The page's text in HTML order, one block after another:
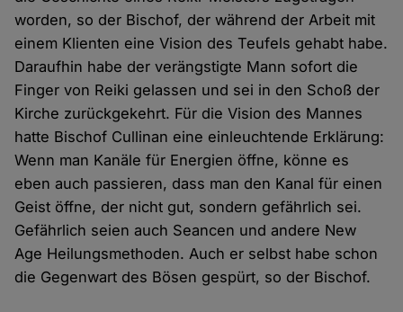
worden, so der Bischof, der während der Arbeit mit
einem Klienten eine Vision des Teufels gehabt habe.
Daraufhin habe der verängstigte Mann sofort die
Finger von Reiki gelassen und sei in den Schoß der
Kirche zurückgekehrt. Für die Vision des Mannes
hatte Bischof Cullinan eine einleuchtende Erklärung:
Wenn man Kanäle für Energien öffne, könne es
eben auch passieren, dass man den Kanal für einen
Geist öffne, der nicht gut, sondern gefährlich sei.
Gefährlich seien auch Seancen und andere New
Age Heilungsmethoden. Auch er selbst habe schon
die Gegenwart des Bösen gespürt, so der Bischof.